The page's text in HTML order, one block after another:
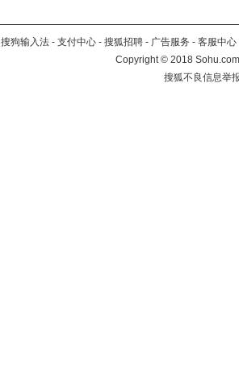
搜狗输入法 - 支付中心 - 搜狐招聘 - 广告服务 - 客服中心
Copyright©2018
搜狐不良信息举